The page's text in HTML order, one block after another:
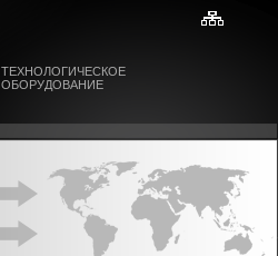
ТЕХНОЛОГИЧЕСКОЕ
ОБОРУДОВАНИЕ